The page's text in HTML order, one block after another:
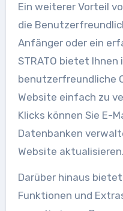
Ein weiterer Vorteil
die
Anfänger oder ein
STRATO bietet
benutzerfreundliche
Website einfach zu
Klicks können Sie E-
Datenbanken
Website aktualisieren.
Darüber hinaus bietet
Funktionen und